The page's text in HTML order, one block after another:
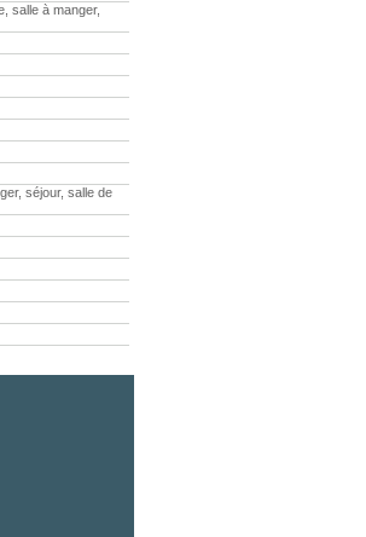
salle à manger,
séjour, salle de